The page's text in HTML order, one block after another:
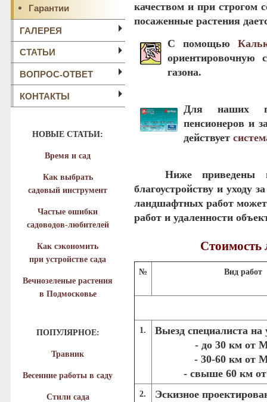
Гарантии
ГАЛЕРЕЯ
СТАТЬИ
ВОПРОС-ОТВЕТ
КОНТАКТЫ
НОВЫЕ СТАТЬИ:
Время и сад
Как выбрать
садовый инструмент
Частые ошибки
садоводов-любителей
Как сэкономить
при устройстве сада
Вечнозеленые растения
в Подмосковье
ПОПУЛЯРНОЕ:
Травник
Весенние работы в саду
Стили сада
качеством и при строгом
посаженные растения
С помощью
ориентировочную
газона.
Для наших
пенсионеров и
действует
Ниже приведены
благоустройству и уходу
ландшафтных работ может
работ и удаленности
№ Вид работ
1.
Выезд специалиста на
- до 30 км от
- 30-60 км от
- свыше 60 км
2.
Эскизное